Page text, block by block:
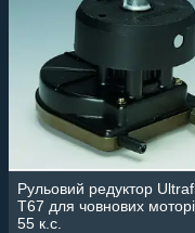
Рульовий редуктор
T67 для човнових
55 к.с.